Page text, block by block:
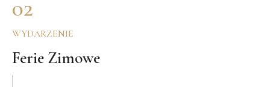
02
WYDARZENIE
Ferie Zimowe